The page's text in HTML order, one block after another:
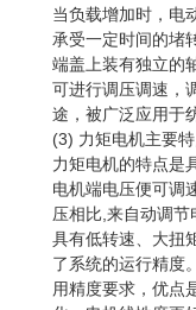
当负载增加时，电
承受一定时间的堵
端盖上装有独立的
可进行调压调速，
途，被广泛应用于
(3) 力矩电机主要
力矩电机的特点是
电机端电压便可调
压相比,来自动调
具有低转速、大扭
了系统的运行精度
用精度要求，优点